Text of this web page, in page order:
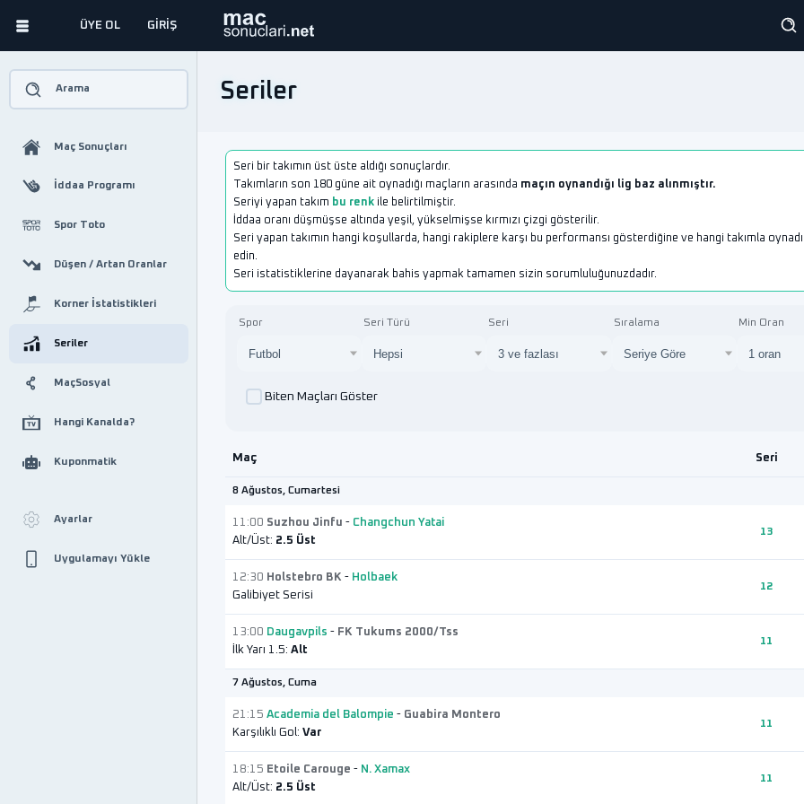
ÜYE OL GİRİŞ
Arama
Maç Sonuçları
İddaa Programı
Spor Toto
Düşen / Artan Oranlar
Korner İstatistikleri
Seriler
MaçSosyal
Hangi Kanalda?
Kuponmatik
Ayarlar
Uygulamayı Yükle
Seriler
Seri bir takımın üst üste aldığı sonuçlardır.
Takımların son 180 güne ait oynadığı maçların arasında maçın oynandığı lig baz alınmıştır.
Seriyi yapan takım bu renk ile belirtilmiştir.
İddaa oranı düşmüşse altında yeşil, yükselmişse kırmızı çizgi gösterilir.
Seri yapan takımın hangi koşullarda, hangi rakiplere karşı bu performansı gösterdiğine ve hangi takımla
edin.
Seri istatistiklerine dayanarak bahis yapmak tamamen sizin sorumluluğunuzdadır.
Spor Seri Türü Seri Sıralama Min Oran
Biten Maçları Göster
Maç Seri
8 Ağustos, Cumartesi
11:00 Suzhou Jinfu - Changchun Yatai
Alt/Üst: 2.5 Üst
13
12:30 Holstebro BK - Holbaek
Galibiyet Serisi
12
13:00 Daugavpils - FK Tukums 2000/Tss
İlk Yarı 1.5: Alt
11
7 Ağustos, Cuma
21:15 Academia del Balompie - Guabira Montero
Karşılıklı Gol: Var
11
18:15 Etoile Carouge - N. Xamax
Alt/Üst: 2.5 Üst
11